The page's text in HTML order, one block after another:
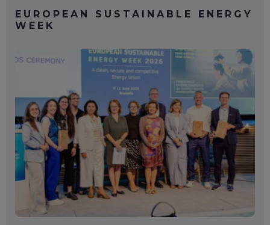
EUROPEAN SUSTAINABLE ENERGY
WEEK